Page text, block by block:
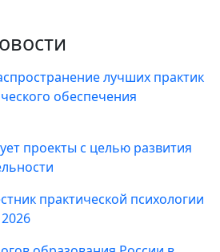
лучших практик
обеспечения
проекты с целью развития
практической психологии